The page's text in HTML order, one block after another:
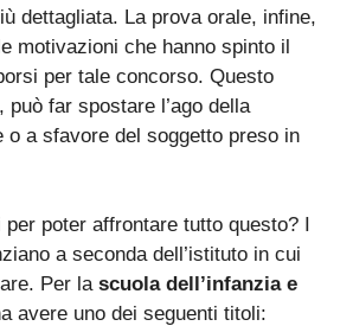
dettagliata. La prova orale, infine,
motivazioni che hanno spinto il
per tale concorso. Questo
può far spostare l’ago della
o a sfavore del soggetto preso in
poter affrontare tutto questo? I
a seconda dell’istituto in cui
Per la scuola dell’infanzia e
avere uno dei seguenti titoli: